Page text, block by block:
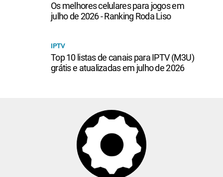
Os melhores celulares para jogos em
julho de 2026 - Ranking Roda Liso
IPTV
Top 10 listas de canais para IPTV (M3U)
grátis e atualizadas em julho de 2026